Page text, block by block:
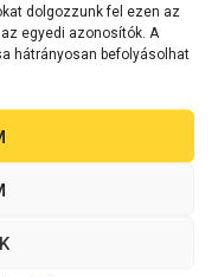
dolgozzunk fel ezen az
egyedi azonosítók. A
hátrányosan befolyásolhat